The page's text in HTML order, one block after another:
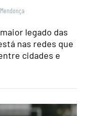
legado das
nas redes que
cidades e